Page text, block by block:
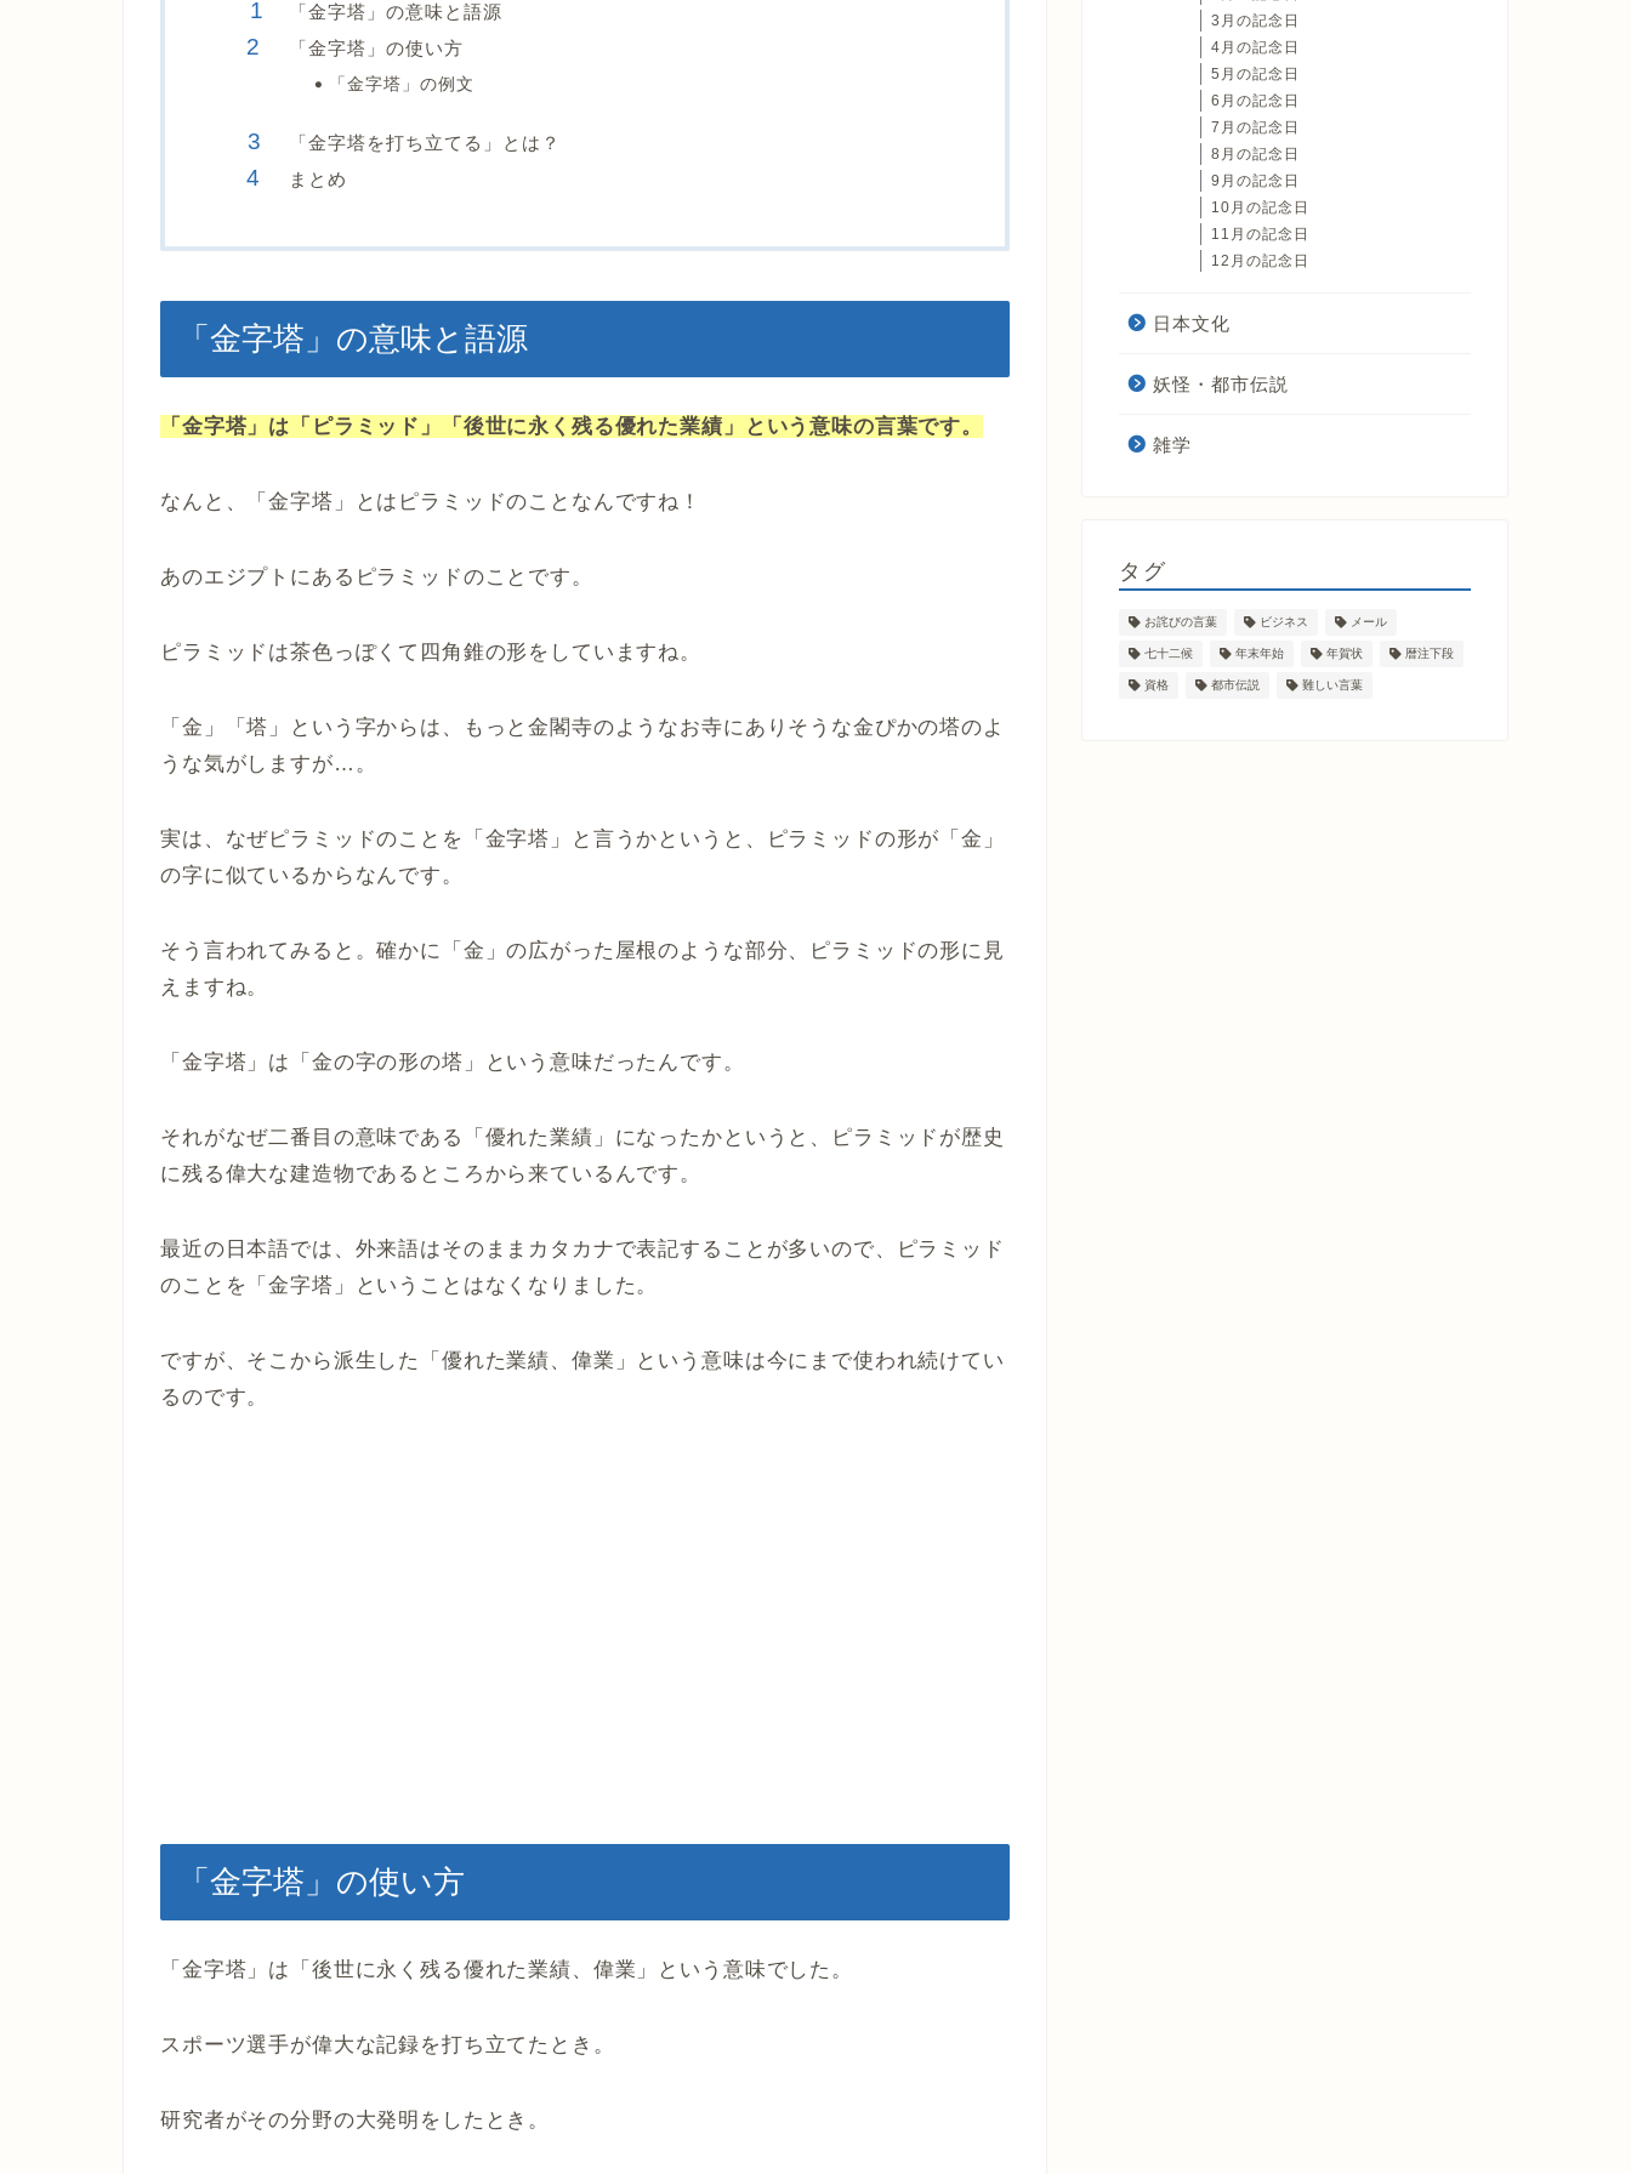
「金字塔」の意味と語源
「金字塔」の使い方
「金字塔」の例文
「金字塔を打ち立てる」とは？
まとめ
「金字塔」の意味と語源
「金字塔」は「ピラミッド」「後世に永く残る優れた業績」という意味の言葉です。
なんと、「金字塔」とはピラミッドのことなんですね！
あのエジプトにあるピラミッドのことです。
ピラミッドは茶色っぽくて四角錐の形をしていますね。
「金」「塔」という字からは、もっと金閣寺のようなお寺にありそうな金ぴかの塔のよ
うな気がしますが…。
実は、なぜピラミッドのことを「金字塔」と言うかというと、ピラミッドの形が「金」
の字に似ているからなんです。
そう言われてみると。確かに「金」の広がった屋根のような部分、ピラミッドの形に見
えますね。
「金字塔」は「金の字の形の塔」という意味だったんです。
それがなぜ二番目の意味である「優れた業績」になったかというと、ピラミッドが歴史
に残る偉大な建造物であるところから来ているんです。
最近の日本語では、外来語はそのままカタカナで表記することが多いので、ピラミッド
のことを「金字塔」ということはなくなりました。
ですが、そこから派生した「優れた業績、偉業」という意味は今にまで使われ続けてい
るのです。
「金字塔」の使い方
「金字塔」は「後世に永く残る優れた業績、偉業」という意味でした。
スポーツ選手が偉大な記録を打ち立てたとき。
研究者がその分野の大発明をしたとき。
3月の記念日
4月の記念日
5月の記念日
6月の記念日
7月の記念日
8月の記念日
9月の記念日
10月の記念日
11月の記念日
12月の記念日
日本文化
妖怪・都市伝説
雑学
タグ
お詫びの言葉 ビジネス メール
七十二候 年末年始 年賀状 暦注下段
資格 都市伝説 難しい言葉